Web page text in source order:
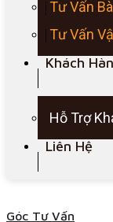
Tư Vấn
Tư Vấn
Khách
Hỗ Trợ
Liên Hệ
Góc Tư Vấn